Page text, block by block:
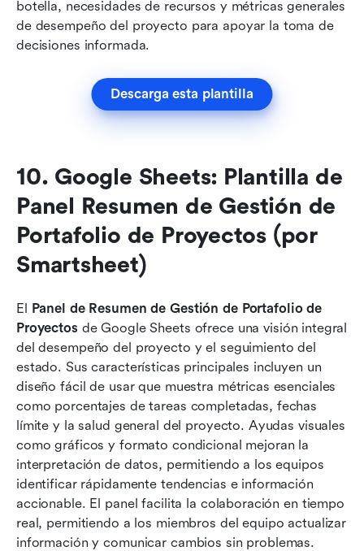
botella, necesidades de recursos y métricas generales
de desempeño del proyecto para apoyar la toma de
decisiones informada.
Descarga esta plantilla
10. Google Sheets: Plantilla de
Panel Resumen de Gestión de
Portafolio de Proyectos (por
Smartsheet)
El Panel de Resumen de Gestión de Portafolio de
Proyectos de Google Sheets ofrece una visión integral
del desempeño del proyecto y el seguimiento del
estado. Sus características principales incluyen un
diseño fácil de usar que muestra métricas esenciales
como porcentajes de tareas completadas, fechas
límite y la salud general del proyecto. Ayudas visuales
como gráficos y formato condicional mejoran la
interpretación de datos, permitiendo a los equipos
identificar rápidamente tendencias e información
accionable. El panel facilita la colaboración en tiempo
real, permitiendo a los miembros del equipo actualizar
información y comunicar cambios sin problemas.